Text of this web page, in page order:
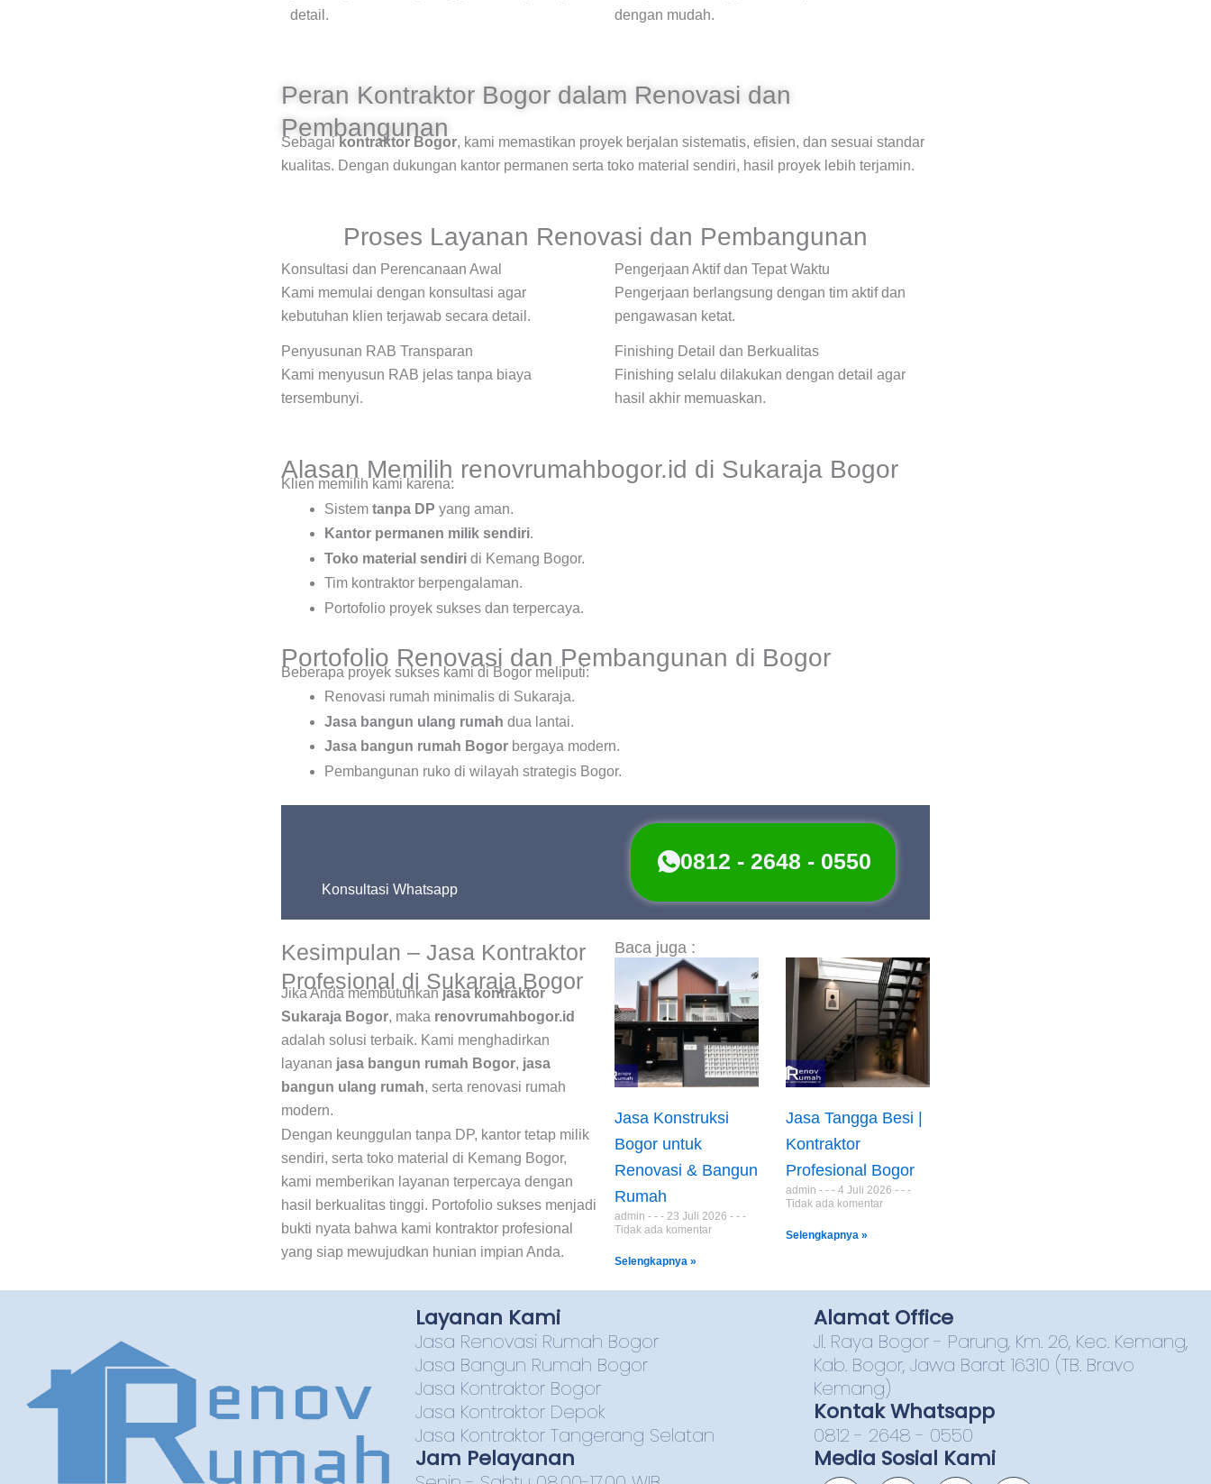
detail.
dengan mudah.
Peran Kontraktor Bogor dalam Renovasi dan
Pembangunan
Sebagai kontraktor Bogor, kami memastikan proyek berjalan sistematis, efisien, dan sesuai standar
kualitas. Dengan dukungan kantor permanen serta toko material sendiri, hasil proyek lebih terjamin.
Proses Layanan Renovasi dan Pembangunan
Konsultasi dan Perencanaan Awal
Kami memulai dengan konsultasi agar
kebutuhan klien terjawab secara detail.
Penyusunan RAB Transparan
Kami menyusun RAB jelas tanpa biaya
tersembunyi.
Pengerjaan Aktif dan Tepat Waktu
Pengerjaan berlangsung dengan tim aktif dan
pengawasan ketat.
Finishing Detail dan Berkualitas
Finishing selalu dilakukan dengan detail agar
hasil akhir memuaskan.
Alasan Memilih renovrumahbogor.id di Sukaraja Bogor
Klien memilih kami karena:
Sistem tanpa DP yang aman.
Kantor permanen milik sendiri.
Toko material sendiri di Kemang Bogor.
Tim kontraktor berpengalaman.
Portofolio proyek sukses dan terpercaya.
Portofolio Renovasi dan Pembangunan di Bogor
Beberapa proyek sukses kami di Bogor meliputi:
Renovasi rumah minimalis di Sukaraja.
Jasa bangun ulang rumah dua lantai.
Jasa bangun rumah Bogor bergaya modern.
Pembangunan ruko di wilayah strategis Bogor.
Konsultasi Whatsapp
0812 - 2648 - 0550
Kesimpulan – Jasa Kontraktor
Profesional di Sukaraja Bogor
Jika Anda membutuhkan jasa kontraktor
Sukaraja Bogor, maka renovrumahbogor.id
adalah solusi terbaik. Kami menghadirkan
layanan jasa bangun rumah Bogor, jasa
bangun ulang rumah, serta renovasi rumah
modern.
Dengan keunggulan tanpa DP, kantor tetap milik
sendiri, serta toko material di Kemang Bogor,
kami memberikan layanan terpercaya dengan
hasil berkualitas tinggi. Portofolio sukses menjadi
bukti nyata bahwa kami kontraktor profesional
yang siap mewujudkan hunian impian Anda.
Baca juga :
Jasa Konstruksi
Bogor untuk
Renovasi & Bangun
Rumah
admin
23 Juli 2026
Tidak ada komentar
Selengkapnya »
Jasa Tangga Besi |
Kontraktor
Profesional Bogor
admin
4 Juli 2026
Tidak ada komentar
Selengkapnya »
Layanan Kami
Jasa Renovasi Rumah Bogor
Jasa Bangun Rumah Bogor
Jasa Kontraktor Bogor
Jasa Kontraktor Depok
Jasa Kontraktor Tangerang Selatan
Jam Pelayanan
Alamat Office
Jl. Raya Bogor - Parung, Km. 26, Kec. Kemang,
Kab. Bogor, Jawa Barat 16310 (TB. Bravo
Kemang)
Kontak Whatsapp
0812 - 2648 - 0550
Media Sosial Kami